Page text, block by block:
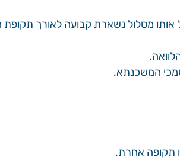
אותו מסלול נשארת קבועה לאורך תקופת
המשכנתא.
תקופה אחרת.